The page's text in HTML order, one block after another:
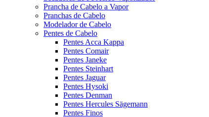
Prancha de Cabelo a Vapor
Pranchas de Cabelo
Modelador de Cabelo
Pentes de Cabelo
Pentes Acca Kappa
Pentes Comair
Pentes Janeke
Pentes Steinhart
Pentes Jaguar
Pentes Hysoki
Pentes Denman
Pentes Hercules Sägemann
Pentes Finos